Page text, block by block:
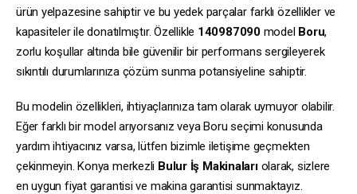
ürün yelpazesine sahiptir ve bu yedek parçalar farklı özellikler ve
kapasiteler ile donatılmıştır. Özellikle 140987090model Boru,
zorlu koşullar altında bile güvenilir bir performans sergileyerek
sıkıntılı durumlarınıza çözüm sunma potansiyeline sahiptir.
Bu modelin özellikleri, ihtiyaçlarınıza tam olarak uymuyor olabilir.
Eğer farklı bir model arıyorsanız veya Boru seçimi konusunda
yardım ihtiyacınız varsa, lütfen bizimle iletişime geçmekten
çekinmeyin. Konya merkezli Bulur İş Makinalarıolarak, sizlere
en uygun fiyat garantisi ve makina garantisi sunmaktayız.